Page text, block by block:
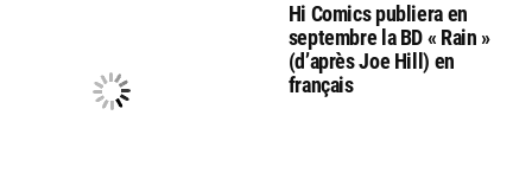
Hi Comics publiera en
septembre la BD « Rain »
(d’après Joe Hill) en
français